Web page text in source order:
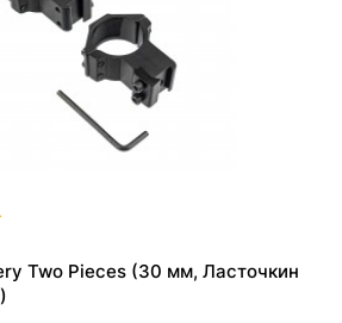
Two Pieces (30 мм, Ласточкин